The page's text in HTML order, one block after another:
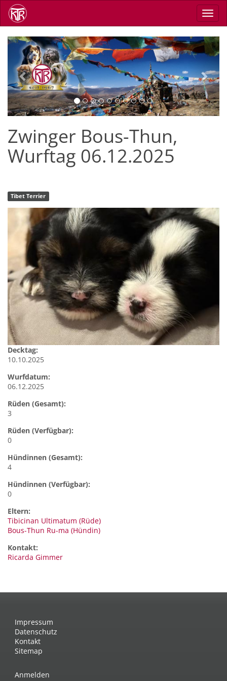
Skip
main
Previous Next
Zwinger Bous-Thun,
Wurftag 06.12.2025
Tibet Terrier
Decktag:
10.10.2025
Wurfdatum:
06.12.2025
Rüden (Gesamt):
3
Rüden (Verfügbar):
0
Hündinnen (Gesamt):
4
Hündinnen (Verfügbar):
0
Eltern:
Tibicinan Ultimatum (Rüde)
Bous-Thun Ru-ma (Hündin)
Kontakt:
Ricarda Gimmer
Impressum
Datenschutz
Kontakt
Sitemap
Anmelden